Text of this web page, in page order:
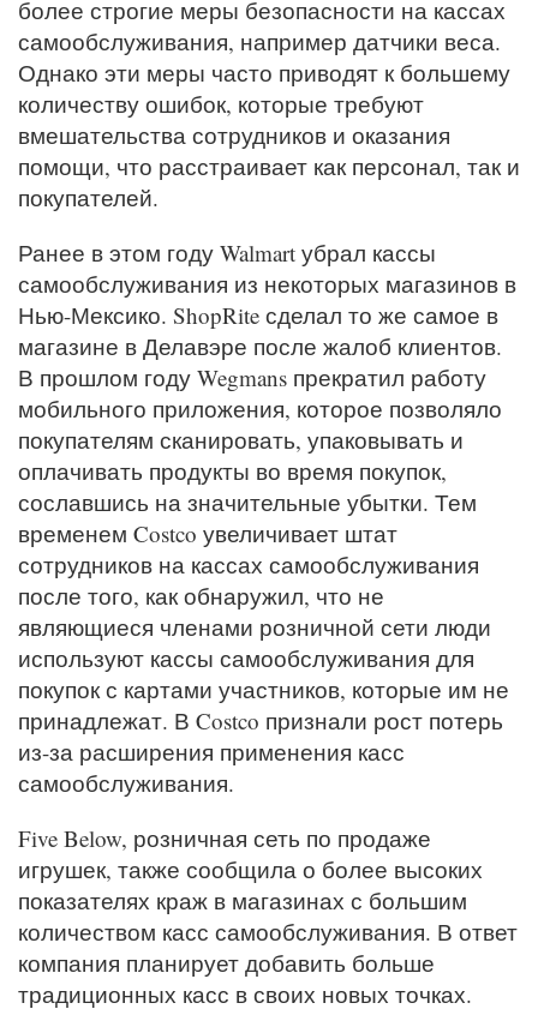
более строгие меры безопасности на кассах
самообслуживания, например датчики веса.
Однако эти меры часто приводят к большему
количеству ошибок, которые требуют
вмешательства сотрудников и оказания
помощи, что расстраивает как персонал, так и
покупателей.
Ранее в этом году Walmart убрал кассы
самообслуживания из некоторых магазинов в
Нью-Мексико. ShopRite сделал то же самое в
магазине в Делавэре после жалоб клиентов.
В прошлом году Wegmans прекратил работу
мобильного приложения, которое позволяло
покупателям сканировать, упаковывать и
оплачивать продукты во время покупок,
сославшись на значительные убытки. Тем
временем Costco увеличивает штат
сотрудников на кассах самообслуживания
после того, как обнаружил, что не
являющиеся членами розничной сети люди
используют кассы самообслуживания для
покупок с картами участников, которые им не
принадлежат. В Costco признали рост потерь
из-за расширения применения касс
самообслуживания.
Five Below, розничная сеть по продаже
игрушек, также сообщила о более высоких
показателях краж в магазинах с большим
количеством касс самообслуживания. В ответ
компания планирует добавить больше
традиционных касс в своих новых точках.